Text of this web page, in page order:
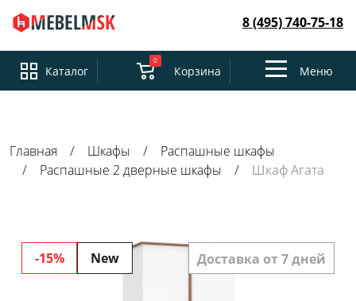
8 (495) 740-75-18
Каталог
0
Корзина
ToggleМеню
Главная Шкафы
Распашные шкафы
Распашные 2 дверные шкафы
Шкаф Агата
-15% New Доставка от 7 дней